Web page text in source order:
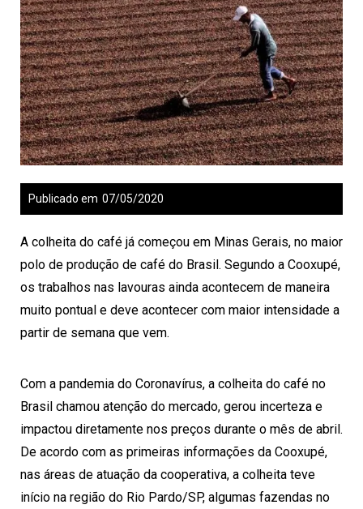
07/05/2020
Publicado em
A colheita do café já começou em Minas Gerais, no maior
polo de produção de café do Brasil. Segundo a Cooxupé,
os trabalhos nas lavouras ainda acontecem de maneira
muito pontual e deve acontecer com maior intensidade a
partir de semana que vem.
Com a pandemia do Coronavírus, a colheita do café no
Brasil chamou atenção do mercado, gerou incerteza e
impactou diretamente nos preços durante o mês de abril.
De acordo com as primeiras informações da Cooxupé,
nas áreas de atuação da cooperativa, a colheita teve
início na região do Rio Pardo/SP, algumas fazendas no